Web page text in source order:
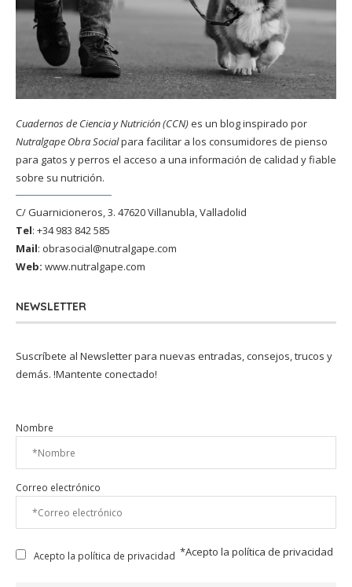
Cuadernos de Ciencia y Nutrición (CCN)es un blog inspirado por
Nutralgape Obra Socialpara facilitar a los consumidores de pienso
para gatos y perros el acceso a una información de calidad y fiable
sobre su nutrición.
C/ Guarnicioneros, 3. 47620 Villanubla, Valladolid
Tel: +34 983 842 585
Mail: obrasocial@nutralgape.com
Web: www.nutralgape.com
NEWSLETTER
Suscríbete al Newsletter para nuevas entradas, consejos, trucos y
demás. !Mantente conectado!
Nombre
Correo electrónico
Acepto la política de privacidad *Acepto la política de privacidad